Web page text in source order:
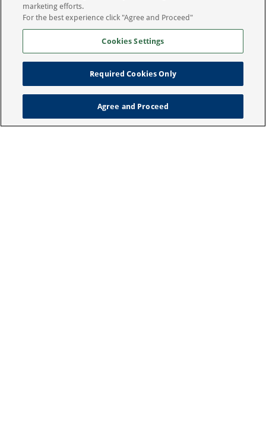
ONCE OPENED, HOW LONG CAN I USE
A CATNEY ONE SACHET FOR?
CAN I ADMINISTER CATNEY ONE WITH
PORUS ONE?
DO I HAVE TO MIX CATNEY ONE INTO
marketing efforts.
For the best experience click "Agree and Proceed"
Cookies Settings
Required Cookies Only
Agree and Proceed